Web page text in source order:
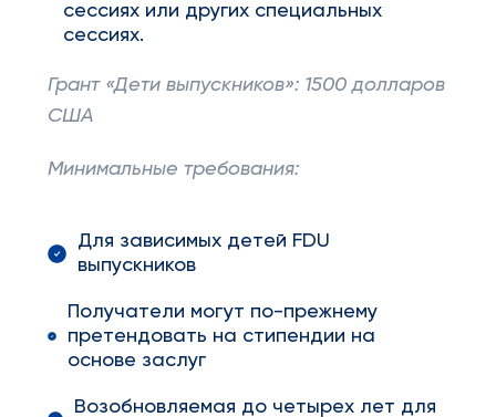
сессиях или других специальных
сессиях.
Грант «Дети выпускников»: 1500 долларов
США
Минимальные требования:
Для зависимых детей FDU
выпускников
Получатели могут по-прежнему
претендовать на стипендии на
основе заслуг
Возобновляемая до четырех лет для